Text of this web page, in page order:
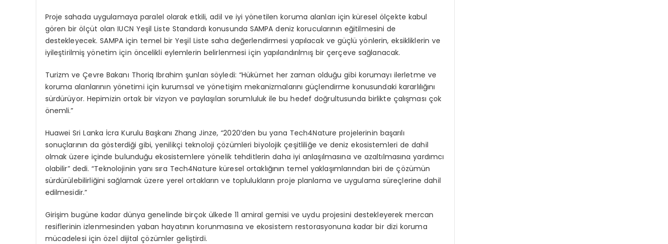
Proje sahada uygulamaya paralel olarak etkili, adil ve iyi yönetilen koruma alanları için küresel ölçekte kabul
gören bir ölçüt olan IUCN Yeşil Liste Standardı konusunda SAMPA deniz korucularının eğitilmesini de
destekleyecek. SAMPA için temel bir Yeşil Liste saha değerlendirmesi yapılacak ve güçlü yönlerin, eksikliklerin ve
iyileştirilmiş yönetim için öncelikli eylemlerin belirlenmesi için yapılandırılmış bir çerçeve sağlanacak.
Turizm ve Çevre Bakanı Thoriq Ibrahim şunları söyledi: “Hükümet her zaman olduğu gibi korumayı ilerletme ve
koruma alanlarının yönetimi için kurumsal ve yönetişim mekanizmalarını güçlendirme konusundaki kararlılığını
sürdürüyor. Hepimizin ortak bir vizyon ve paylaşılan sorumluluk ile bu hedef doğrultusunda birlikte çalışması çok
önemli.”
Huawei Sri Lanka İcra Kurulu Başkanı Zhang Jinze, “2020’den bu yana Tech4Nature projelerinin başarılı
sonuçlarının da gösterdiği gibi, yenilikçi teknoloji çözümleri biyolojik çeşitliliğe ve deniz ekosistemleri de dahil
olmak üzere içinde bulunduğu ekosistemlere yönelik tehditlerin daha iyi anlaşılmasına ve azaltılmasına yardımcı
olabilir” dedi. “Teknolojinin yanı sıra Tech4Nature küresel ortaklığının temel yaklaşımlarından biri de çözümün
sürdürülebilirliğini sağlamak üzere yerel ortakların ve toplulukların proje planlama ve uygulama süreçlerine dahil
edilmesidir.”
Girişim bugüne kadar dünya genelinde birçok ülkede 11 amiral gemisi ve uydu projesini destekleyerek mercan
resiflerinin izlenmesinden yaban hayatının korunmasına ve ekosistem restorasyonuna kadar bir dizi koruma
mücadelesi için özel dijital çözümler geliştirdi.